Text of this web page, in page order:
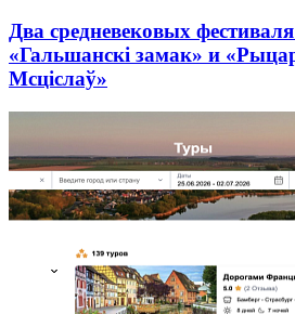
Два средневековых
«Гальшанскі замак» и
Мсціслаў»